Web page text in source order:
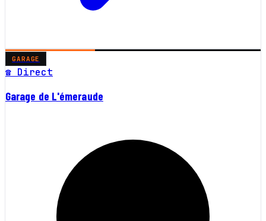
GARAGE
☎ Direct
Garage de L'émeraude